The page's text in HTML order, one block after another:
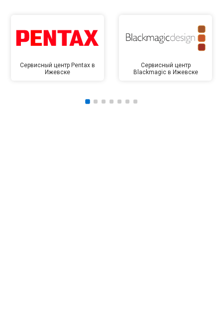
Сервисный центр Pentax в
Ижевске
Сервисный центр
Blackmagic в Ижевске